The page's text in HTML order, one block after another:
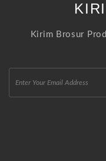
Kirim Brosur